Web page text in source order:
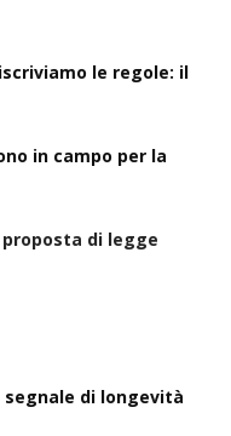
le regole: il
in campo per la
di legge
di longevità